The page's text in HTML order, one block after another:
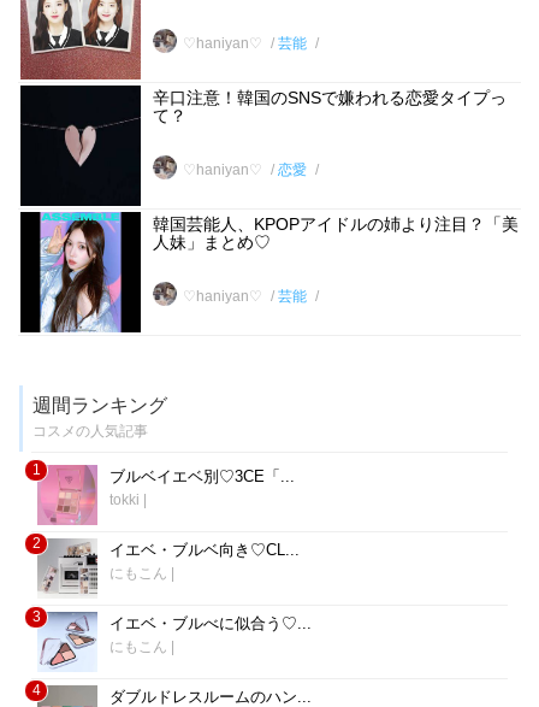
♡haniyan♡ 芸能
辛口注意！韓国のSNSで嫌われる恋愛タイプっ
て？
♡haniyan♡ 恋愛
韓国芸能人、KPOPアイドルの姉より注目？「美
人妹」まとめ♡
♡haniyan♡ 芸能
週間ランキング
コスメの人気記事
1 ブルベイエベ別♡3CE「...
tokki |
2 イエベ・ブルベ向き♡CL...
にもこん |
3 イエベ・ブルべに似合う♡...
にもこん |
4 ダブルドレスルームのハン...